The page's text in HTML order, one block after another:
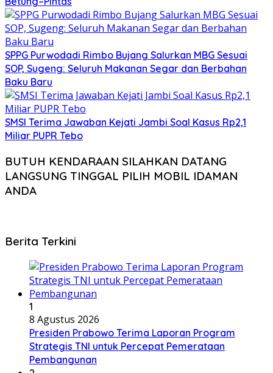
SPPG Purwodadi Rimbo Bujang Salurkan MBG Sesuai
SOP, Sugeng: Seluruh Makanan Segar dan Berbahan
Baku Baru
SMSI Terima Jawaban Kejati Jambi Soal Kasus Rp2,1
Miliar PUPR Tebo
BUTUH KENDARAAN SILAHKAN DATANG
LANGSUNG TINGGAL PILIH MOBIL IDAMAN
ANDA
Berita Terkini
1
8 Agustus 2026
Presiden Prabowo Terima Laporan Program
Strategis TNI untuk Percepat Pemerataan
Pembangunan